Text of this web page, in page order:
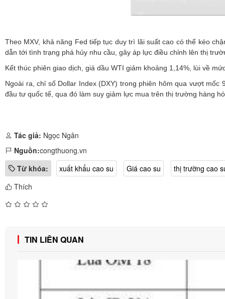
Theo MXV, khả năng Fed tiếp tục duy trì lãi suất cao có thể kéo
dẫn tới tình trạng phá hủy nhu cầu, gây áp lực điều chỉnh lên thị
Kết thúc phiên giao dịch, giá dầu WTI giảm khoảng 1,14%, lùi về
Ngoài ra, chỉ số Dollar Index (DXY) trong phiên hôm qua vượt
đầu tư quốc tế, qua đó làm suy giảm lực mua trên thị trường hàng
Tác giả: Ngọc Ngân
Nguồn:congthuong.vn
Từ khóa:
xuất khẩu cao su Giá cao su
thị trường cao
Thích
TIN LIÊN QUAN